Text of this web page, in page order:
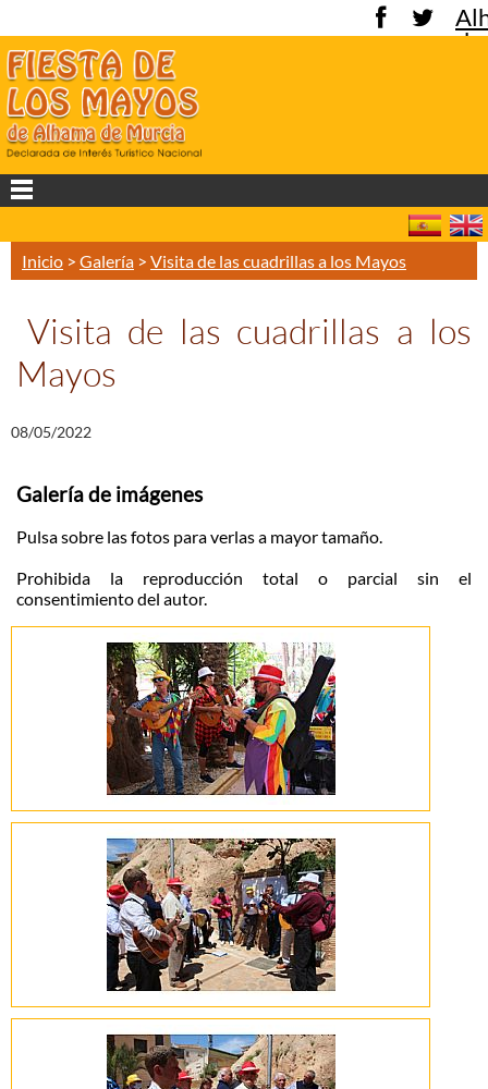
de
Inicio > Galería > Visita de las cuadrillas a los Mayos
Visita de las cuadrillas a los
Mayos
08/05/2022
Galería de imágenes
Pulsa sobre las fotos para verlas a mayor tamaño.
Prohibida la reproducción total o parcial sin el
consentimiento del autor.